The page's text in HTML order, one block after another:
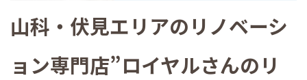
山科・伏見エリアのリノベーシ
ョン専門店”ロイヤルさんのリ